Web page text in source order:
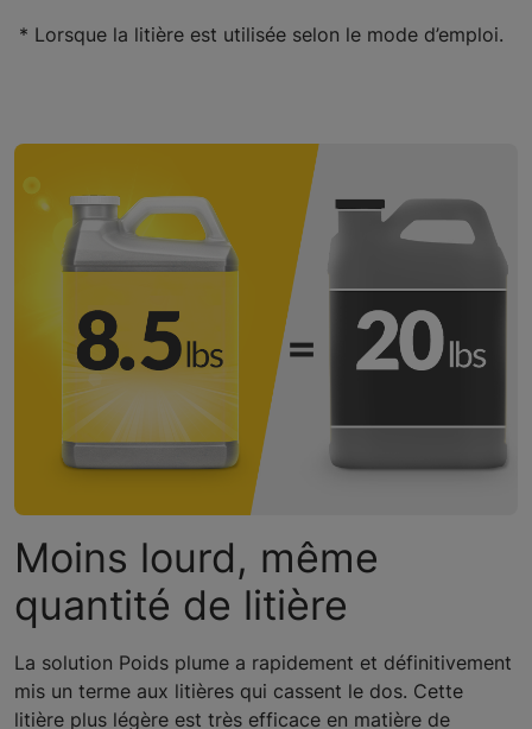
* Lorsque la litière est utilisée selon le mode d’emploi.
Moins lourd, même
quantité de litière
La solution Poids plume a rapidement et définitivement
mis un terme aux litières qui cassent le dos. Cette
litière plus légère est très efficace en matière de